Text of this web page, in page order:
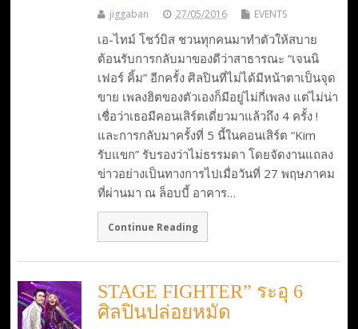
jiggaban 27/05/2016 EVENTS
เอ-ไทม์ โชว์บิส ชวนทุกคนมาทำตัวให้สบาย
ต้อนรับการกลับมาของดีว่าสาธารณะ “เจนนิ
เฟอร์ คิ้ม” อีกครั้ง ศิลปินที่ไม่ได้มีหน้าตาเป็นจุด
ขาย เพลงฮิตของตัวเองก็มีอยู่ไม่กี่เพลง แต่ไม่น่า
เชื่อว่าเธอมีคอนเสิร์ตเดี่ยวมาแล้วถึง 4 ครั้ง !
และการกลับมาครั้งที่ 5 นี้ในคอนเสิร์ต “Kim
รับแขก” รับรองว่าไม่ธรรมดา โดยจัดงานแถลง
ข่าวอย่างเป็นทางการไปเมื่อวันที่ 27 พฤษภาคม
ที่ผ่านมา ณ ล็อบบี้ อาคาร…
Continue Reading
STAGE FIGHTER” ระอุ 6
ศิลปินปล่อยหมัด